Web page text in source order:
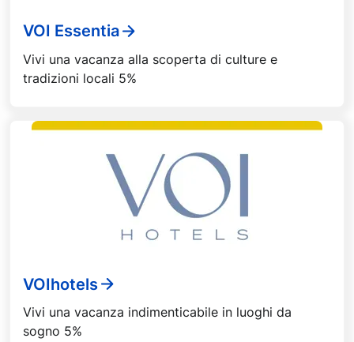
VOI Essentia
Vivi una vacanza alla scoperta di culture e
tradizioni locali 5%
VOIhotels
Vivi una vacanza indimenticabile in luoghi da
sogno 5%